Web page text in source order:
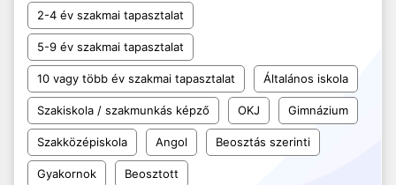
2-4 év szakmai tapasztalat
5-9 év szakmai tapasztalat
10 vagy több év szakmai tapasztalat Általános iskola
Szakiskola / szakmunkás képző OKJ Gimnázium
Szakközépiskola Angol Beosztás szerinti
Gyakornok Beosztott